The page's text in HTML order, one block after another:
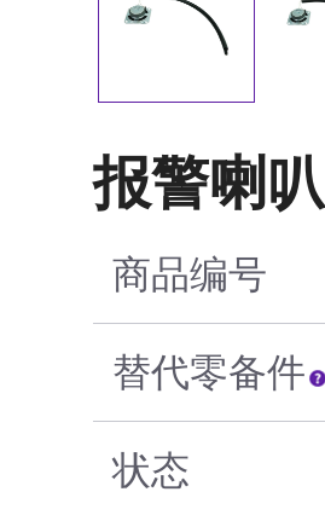
报警喇叭
商品编号
替代零备件
状态